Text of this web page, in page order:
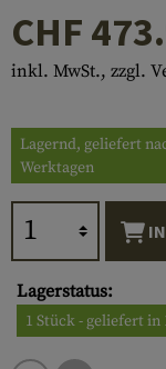
CHF
inkl. MwSt., zzgl.
Lagernd, geliefert
Werktagen
Lagerstatus:
1 Stück - geliefert in